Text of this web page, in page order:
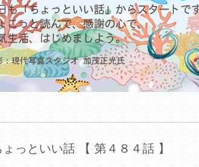
っといい話 【 第４８４話 】